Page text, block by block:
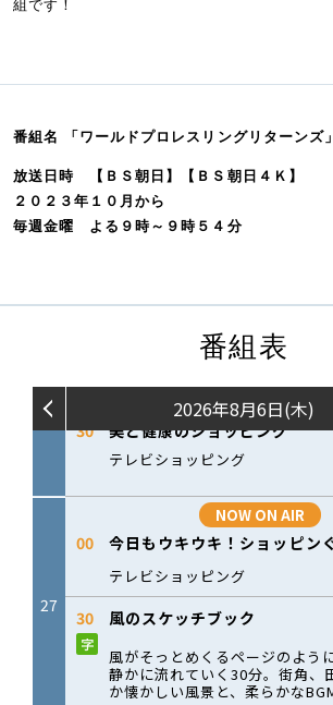
組です！
番組名 「ワールドプロレスリングリターンズ」
放送日時 【ＢＳ朝日】【ＢＳ朝日４Ｋ】
２０２３年１０月から
毎週金曜 よる９時～９時５４分
番組表